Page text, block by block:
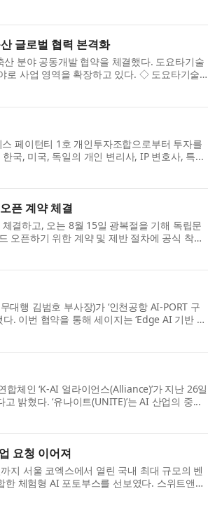
글로벌 협력 본격화
분야 공동개발 협약을 체결했다. 도요타기술
로 사업 영역을 확장하고 있다. ◇ 도요타기술
페이턴티 1호 개인투자조합으로부터 투자를
국, 미국, 독일의 개인 변리사, IP 변호사, 특...
픈 계약 체결
결하고, 오는 8월 15일 광복절을 기해 독립문
오픈하기 위한 계약 및 제반 절차에 공식 착
대행 김범호 부사장)가 ‘인천공항 AI-PORT 구
. 이번 협약을 통해 세이지는 ‘Edge AI 기반 셔
체인 ‘K-AI 얼라이언스(Alliance)’가 지난 26일
밝혔다. ‘유나이트(UNITE)’는 AI 산업의 중...
요청 이어져
지 서울 코엑스에서 열린 국내 최대 규모의 벤
한 체험형 AI 포토부스를 선보였다. 스위트앤데